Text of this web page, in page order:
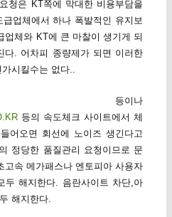
청은 KT쪽에 막대한 비용부담을
업체에서 하나 폭발적인 유지보
업체와 KT에 큰 마찰이 생기게 되
다. 어차피 종량제가 되면 이러한
시킬수는 없다..
이나
등의 속도체크 사이트에서 체
어오면 회선에 노이즈 생긴다고
정당한 품질관리 요청이므로 문
속 메가패스나 엔토피아 사용자
두 해지한다. 음란사이트 차단,아
해지한다.